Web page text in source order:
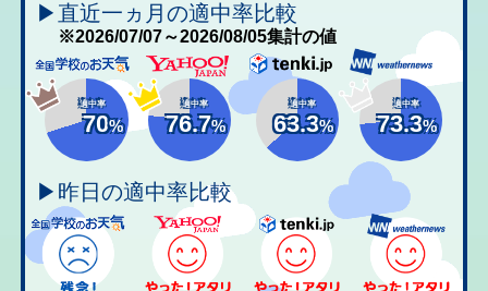
▶直近一ヵ月の適中率比較
※2026/07/07～2026/08/05集計の値
適中率
70%
適中率
76.7%
適中率
63.3%
適中率
73.3%
▶昨日の適中率比較